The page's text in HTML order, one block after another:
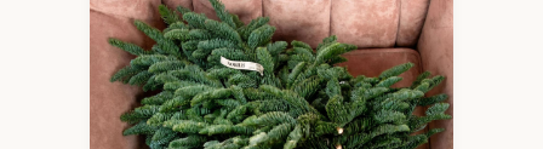
ЛЕГКОСТЬ В УХОДЕ
При покупке вы получите подробные инструкции
по уходу за вашей голубой елью. Особые
требования к поливу и освещению гарантируют,
что уход за этой елью будет простым и не займет